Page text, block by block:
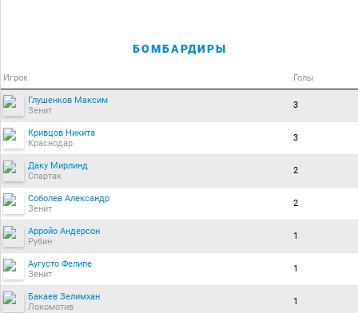
БОМБАРДИРЫ
Игрок Голы
Глушенков Максим
Зенит
3
Кривцов Никита
Краснодар
3
Даку Мирлинд
Спартак
2
Соболев Александр
Зенит
2
Арройо Андерсон
Рубин
1
Аугусто Фелипе
Зенит
1
Бакаев Зелимхан
Локомотив
1